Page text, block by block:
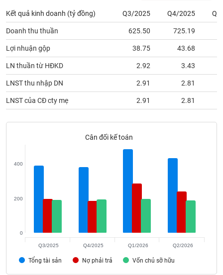
Kết quả kinh doanh (tỷ đồng) Q3/2025 Q4/2025
Doanh thu thuần 625.50 725.19
Lợi nhuận gộp 38.75 43.68
LN thuần từ HĐKD 2.92 3.43
LNST thu nhập DN 2.91 2.81
LNST của CĐ cty mẹ 2.91 2.81
Cân đối kế toán
Tổng tài sản Nợ phải trả Vốn chủ sỡ hữu
0
200
400
Q3/2025 Q4/2025 Q1/2026 Q2/2026
Báo
cáo
phân
tích
(-)
Thuật
ngữ
(-)
tạo
chính